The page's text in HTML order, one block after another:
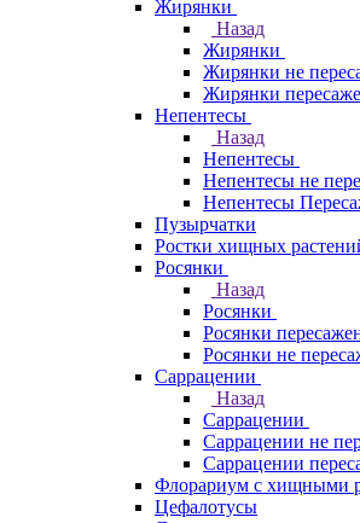
Жирянки
Назад
Жирянки
Жирянки не
Жирянки
Непентесы
Назад
Непентесы
Непентесы не
Непентесы
Пузырчатки
Ростки хищных
Росянки
Назад
Росянки
Росянки
Росянки не
Саррацении
Назад
Саррацении
Саррацении не
Саррацении
Флорариум с хищными
Цефалотусы